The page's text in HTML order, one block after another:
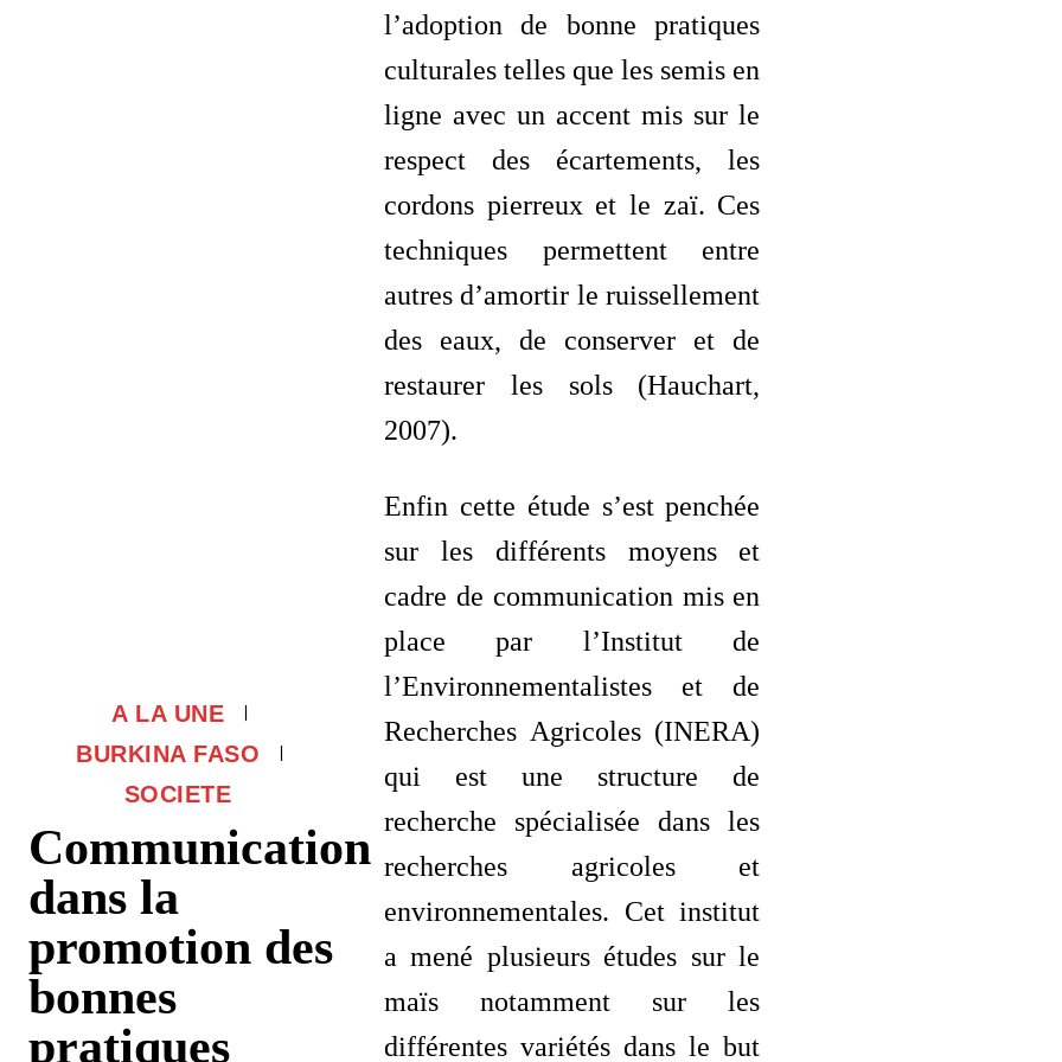
A LA UNE
BURKINA FASO
SOCIETE
Communication
dans la
promotion des
bonnes
pratiques
l’adoption de bonne pratiques
culturales telles que les semis en
ligne avec un accent mis sur le
respect des écartements, les
cordons pierreux et le zaï. Ces
techniques permettent entre
autres d’amortir le ruissellement
des eaux, de conserver et de
restaurer les sols (Hauchart,
2007).
Enfin cette étude s’est penchée
sur les différents moyens et
cadre de communication mis en
place par l’Institut de
l’Environnementalistes et de
Recherches Agricoles (INERA)
qui est une structure de
recherche spécialisée dans les
recherches agricoles et
environnementales. Cet institut
a mené plusieurs études sur le
maïs notamment sur les
différentes variétés dans le but